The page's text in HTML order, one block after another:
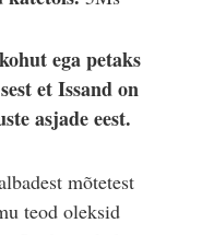
ega petaks
et Issand on
asjade eest.
mõtetest
teod oleksid